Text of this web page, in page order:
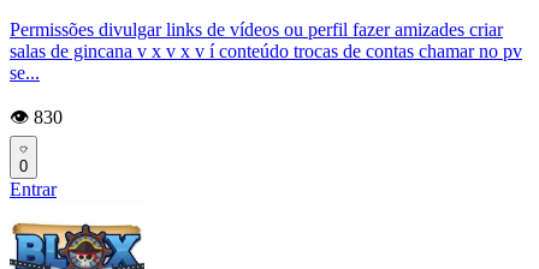
Permissões divulgar links de vídeos ou perfil fazer amizades criar
salas de gincana v x v x v í conteúdo trocas de contas chamar no pv
se...
👁️ 830
0
Entrar